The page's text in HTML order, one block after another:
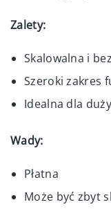
Zalety:
Skalowalna i
Szeroki zakres
Idealna dla
Wady:
Płatna
Może być zbyt